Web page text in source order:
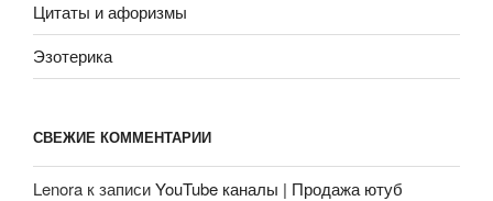
Цитаты и афоризмы
Эзотерика
СВЕЖИЕ КОММЕНТАРИИ
Lenora к записиYouTube каналы | Продажа ютуб